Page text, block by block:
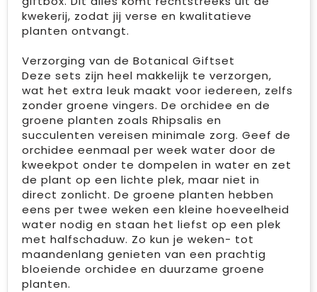
kwekerij, zodat jij verse en kwalitatieve
planten ontvangt.
Verzorging van de Botanical Giftset
Deze sets zijn heel makkelijk te verzorgen,
wat het extra leuk maakt voor iedereen, zelfs
zonder groene vingers. De orchidee en de
groene planten zoals Rhipsalis en
succulenten vereisen minimale zorg. Geef de
orchidee eenmaal per week water door de
kweekpot onder te dompelen in water en zet
de plant op een lichte plek, maar niet in
direct zonlicht. De groene planten hebben
eens per twee weken een kleine hoeveelheid
water nodig en staan het liefst op een plek
met halfschaduw. Zo kun je weken- tot
maandenlang genieten van een prachtig
bloeiende orchidee en duurzame groene
planten.